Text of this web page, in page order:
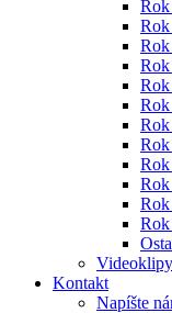
Rok
Rok
Rok
Videoklipy
Kontakt
Napíšte